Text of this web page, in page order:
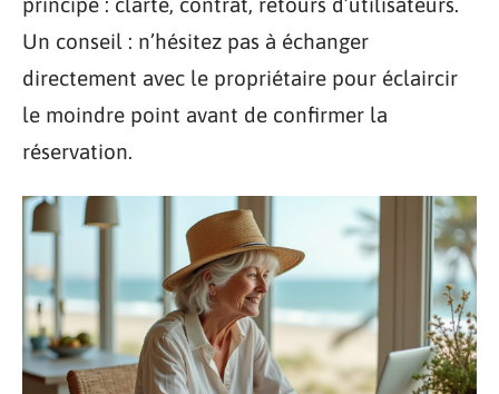
Un conseil : n’hésitez pas à échanger
directement avec le propriétaire pour éclaircir
le moindre point avant de confirmer la
réservation.